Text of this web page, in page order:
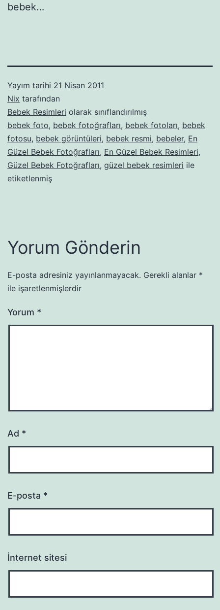
bebek…
Yayım tarihi 21 Nisan 2011
Nix tarafından
Bebek Resimleri olarak sınıflandırılmış
bebek foto, bebek fotoğrafları, bebek fotoları, bebek
fotosu, bebek görüntüleri, bebek resmi, bebeler, En
Güzel Bebek Fotoğrafları, En Güzel Bebek Resimleri,
Güzel Bebek Fotoğrafları, güzel bebek resimleri ile
etiketlenmiş
Yorum Gönderin
E-posta adresiniz yayınlanmayacak. Gerekli alanlar *
ile işaretlenmişlerdir
Yorum *
Ad *
E-posta *
İnternet sitesi